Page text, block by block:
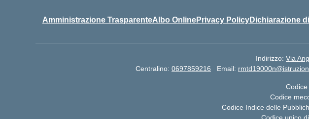
Amministrazione TrasparenteAlbo OnlinePrivacy PolicyDichiarazione
Indirizzo: Via
Centralino: 0697859216 Email:
Codice
Codice Indice delle